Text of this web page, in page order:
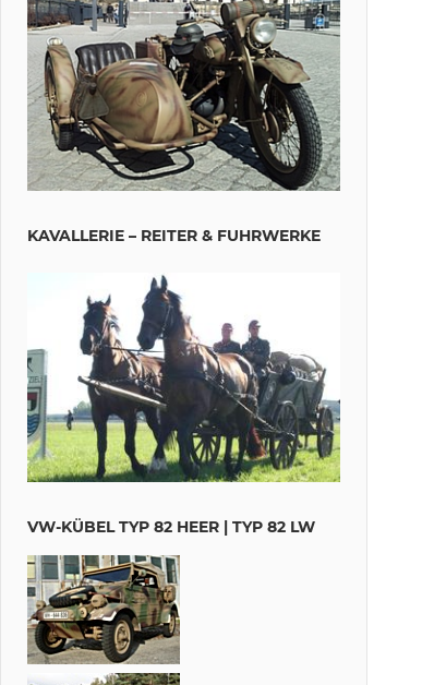
KAVALLERIE – REITER & FUHRWERKE
VW-KÜBEL TYP 82 HEER | TYP 82 LW